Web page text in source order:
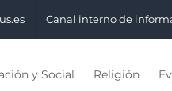
Canal interno de
y Social Religión